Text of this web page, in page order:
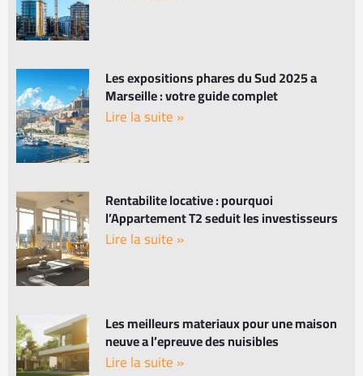
Les expositions phares du Sud 2025 a
Marseille : votre guide complet
Lire la suite »
Rentabilite locative : pourquoi
l’Appartement T2 seduit les investisseurs
Lire la suite »
Les meilleurs materiaux pour une maison
neuve a l’epreuve des nuisibles
Lire la suite »